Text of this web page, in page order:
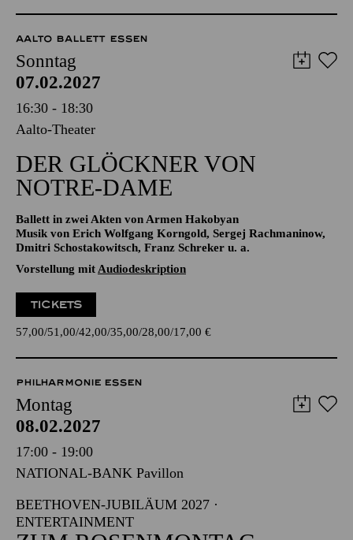
8,00 €
AALTO BALLETT ESSEN
Sonntag
07.02.2027
16:30 - 18:30
Aalto-Theater
DER GLÖCKNER­ VON
NOTRE-DAME
Ballett in zwei Akten von Armen Hakobyan
Dmitri Schostakowitsch, Franz Schreker u. a.
Vorstellung mit
57,00 51,00 42,00 35,00
PHILHARMONIE ESSEN
Montag
08.02.2027
17:00 - 19:00
NATIONAL-BANK Pavillon